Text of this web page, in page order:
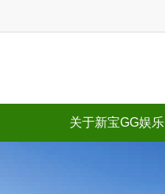
关于新宝GG娱乐